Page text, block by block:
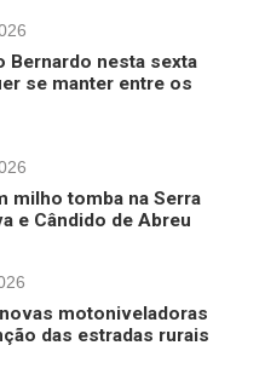
Bernardo nesta sexta
se manter entre os
milho tomba na Serra
e Cândido de Abreu
motoniveladoras
das estradas rurais